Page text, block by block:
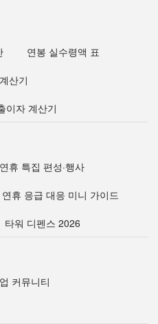
연봉 실수령액 표
산기
이자 계산기
휴 특집 편성·행사
연휴 응급 대응 미니 가이드
타워 디펜스 2026
커뮤니티